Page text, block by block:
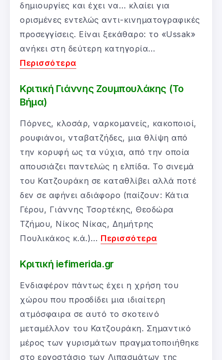
δημιουργίες και έχει να… κλαίει για
ορισμένες εντελώς αντι-κινηματογραφικές
προσεγγίσεις. Είναι ξεκάθαρο: το «Ussak»
ανήκει στη δεύτερη κατηγορία…
Περισσότερα
Κριτική Γιάννης Ζουμπουλάκης (Το
Βήμα)
Πόρνες, κλοσάρ, ναρκομανείς, κακοποιοί,
ρουφιάνοι, νταβατζήδες, μια θλίψη από
την κορυφή ως τα νύχια, από την οποία
απουσιάζει παντελώς η ελπίδα. Το σινεμά
του Κατζουράκη σε καταθλίβει αλλά ποτέ
δεν σε αφήνει αδιάφορο (παίζουν: Κάτια
Γέρου, Γιάννης Τσορτέκης, Θεοδώρα
Τζήμου, Νίκος Νίκας, Δημήτρης
Πουλικάκος κ.ά.)… Περισσότερα
Κριτική iefimerida.gr
Ενδιαφέρον πάντως έχει η χρήση του
χώρου που προσδίδει μια ιδιαίτερη
ατμόσφαιρα σε αυτό το σκοτεινό
μεταμέλλον του Κατζουράκη. Σημαντικό
μέρος των γυρισμάτων πραγματοποιήθηκε
στο εργοστάσιο των Λιπασμάτων της